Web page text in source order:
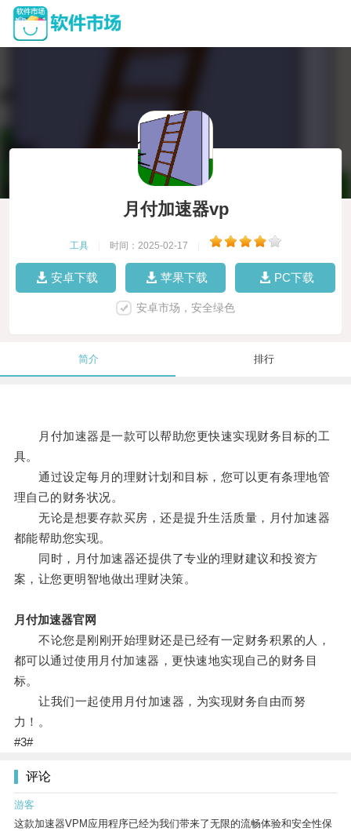
月付加速器vp
工具 时间：2025-02-17
安卓下载 苹果下载 PC下载
安卓市场，安全绿色
简介 排行
月付加速器是一款可以帮助您更快速实现财务目标的工
具。
通过设定每月的理财计划和目标，您可以更有条理地管
理自己的财务状况。
无论是想要存款买房，还是提升生活质量，月付加速器
都能帮助您实现。
同时，月付加速器还提供了专业的理财建议和投资方
案，让您更明智地做出理财决策。
月付加速器官网
不论您是刚刚开始理财还是已经有一定财务积累的人，
都可以通过使用月付加速器，更快速地实现自己的财务目
标。
让我们一起使用月付加速器，为实现财务自由而努
力！。
#3#
评论
游客
这款加速器VPM应用程序已经为我们带来了无限的流畅体验和安全性保